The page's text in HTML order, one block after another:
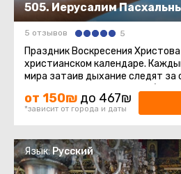
505. Иерусалим
5 отзывов 5
Праздник Воскресения
христианском календаре.
мира затаив дыхание следят
происходящим в Храме Гроба ...
от 150₪ до 467₪
*зависит от города и даты
Язык:Русский